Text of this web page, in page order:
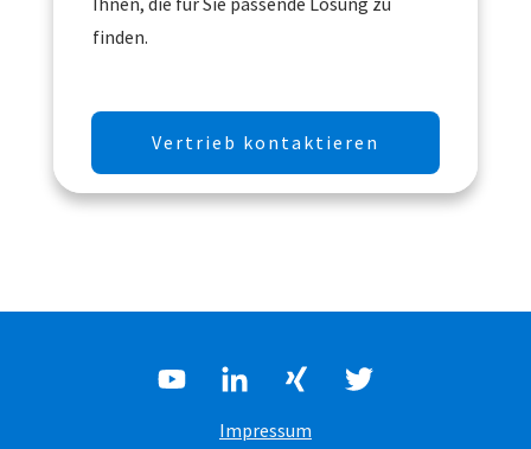
finden.
Vertrieb kontaktieren
Impressum